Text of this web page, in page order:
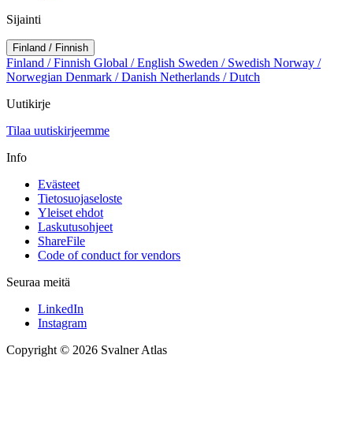
Sijainti
Finland / Finnish
Finland / Finnish Global / English Sweden / Swedish Norway /
Norwegian Denmark / Danish Netherlands / Dutch
Uutikirje
Tilaa uutiskirjeemme
Info
Evästeet
Tietosuojaseloste
Yleiset ehdot
Laskutusohjeet
ShareFile
Code of conduct for vendors
Seuraa meitä
LinkedIn
Instagram
Copyright © 2026 Svalner Atlas